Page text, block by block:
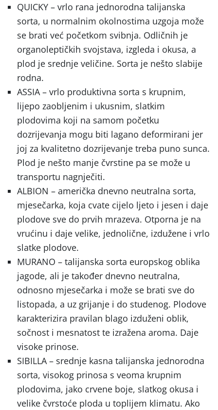
QUICKY – vrlo rana jednorodna talijanska
sorta, u normalnim okolnostima uzgoja može
se brati već početkom svibnja. Odličnih je
organoleptičkih svojstava, izgleda i okusa, a
plod je srednje veličine. Sorta je nešto slabije
rodna.
ASSIA – vrlo produktivna sorta s krupnim,
lijepo zaobljenim i ukusnim, slatkim
plodovima koji na samom početku
dozrijevanja mogu biti lagano deformirani jer
joj za kvalitetno dozrijevanje treba puno sunca.
Plod je nešto manje čvrstine pa se može u
transportu nagnječiti.
ALBION – američka dnevno neutralna sorta,
mjesečarka, koja cvate cijelo ljeto i jesen i daje
plodove sve do prvih mrazeva. Otporna je na
vrućinu i daje velike, jednolične, izdužene i vrlo
slatke plodove.
MURANO – talijanska sorta europskog oblika
jagode, ali je također dnevno neutralna,
odnosno mjesečarka i može se brati sve do
listopada, a uz grijanje i do studenog. Plodove
karakterizira pravilan blago izduženi oblik,
sočnost i mesnatost te izražena aroma. Daje
visoke prinose.
SIBILLA – srednje kasna talijanska jednorodna
sorta, visokog prinosa s veoma krupnim
plodovima, jako crvene boje, slatkog okusa i
velike čvrstoće ploda u toplijem klimatu. Ako